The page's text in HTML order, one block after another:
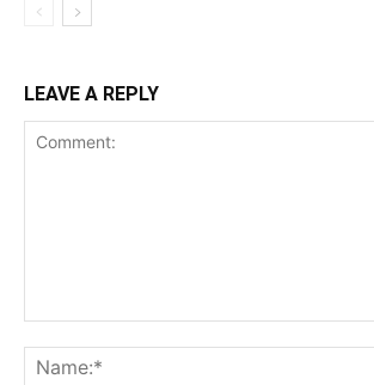
LEAVE A REPLY